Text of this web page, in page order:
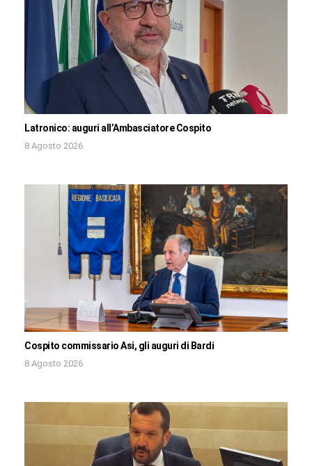
Latronico: auguri all’Ambasciatore Cospito
8 Agosto 2026
Cospito commissario Asi, gli auguri di Bardi
8 Agosto 2026